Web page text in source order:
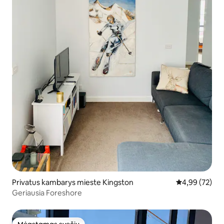
Privatus kambarys mieste Kingston Vidutinis
4,99 (72)
Geriausia Foreshore